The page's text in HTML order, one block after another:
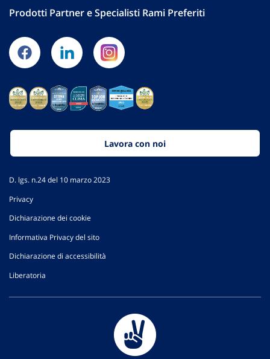
Prodotti Partner e Specialisti Rami Preferiti
Lavora con noi
D. lgs. n.24 del 10 marzo 2023
Privacy
Dichiarazione dei cookie
Informativa Privacy del sito
Dichiarazione di accessibilità
Liberatoria